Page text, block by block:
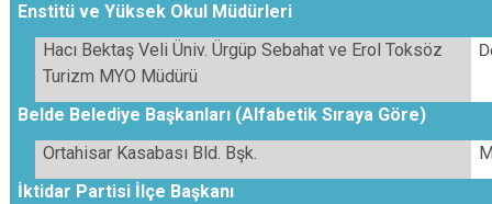
Enstitü ve Yüksek Okul Müdürleri
Hacı Bektaş Veli Üniv. Ürgüp Sebahat ve Erol Toksöz
Turizm MYO Müdürü
Belde Belediye Başkanları (Alfabetik Sıraya Göre)
Ortahisar Kasabası Bld. Bşk.
İktidar Partisi İlçe Başkanı